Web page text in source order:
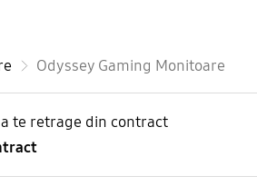
Feathers
3D
Odyssey Gaming Monitoare
te retrage din contract